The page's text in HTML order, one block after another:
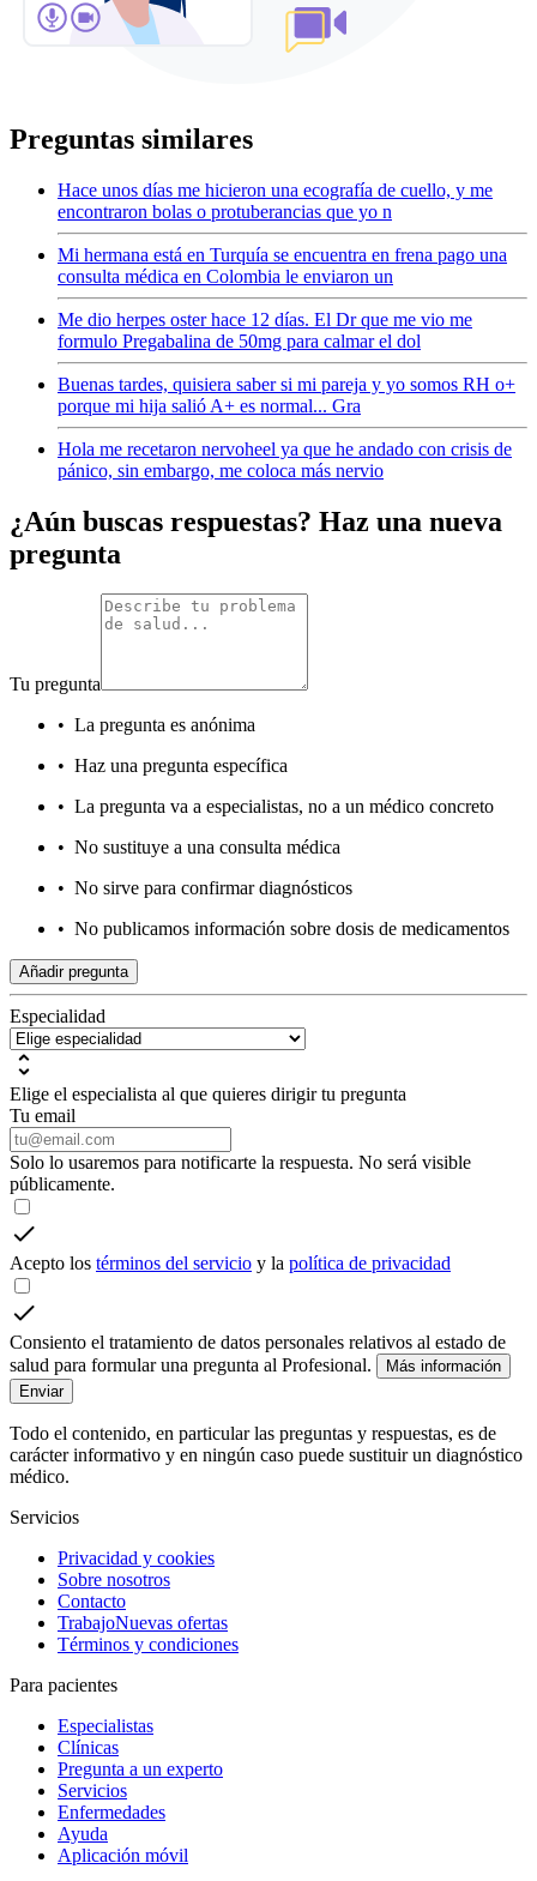
Preguntas similares
Hace unos días me hicieron una ecografía de cuello, y me
encontraron bolas o protuberancias que yo n
Mi hermana está en Turquía se encuentra en frena pago una
consulta médica en Colombia le enviaron un
Me dio herpes oster hace 12 días. El Dr que me vio me
formulo Pregabalina de 50mg para calmar el dol
Buenas tardes, quisiera saber si mi pareja y yo somos RH o+
porque mi hija salió A+ es normal... Gra
Hola me recetaron nervoheel ya que he andado con crisis de
pánico, sin embargo, me coloca más nervio
¿Aún buscas respuestas? Haz una nueva
pregunta
Tu pregunta
• La pregunta es anónima
• Haz una pregunta específica
• La pregunta va a especialistas, no a un médico concreto
• No sustituye a una consulta médica
• No sirve para confirmar diagnósticos
• No publicamos información sobre dosis de medicamentos
Añadir pregunta
Especialidad
Elige el especialista al que quieres dirigir tu pregunta
Tu email
Solo lo usaremos para notificarte la respuesta. No será visible
públicamente.
Acepto los términos del servicio y la política de privacidad
Consiento el tratamiento de datos personales relativos al estado de
salud para formular una pregunta al Profesional.
Más información
Enviar
Todo el contenido, en particular las preguntas y respuestas, es de
carácter informativo y en ningún caso puede sustituir un diagnóstico
médico.
Servicios
Privacidad y cookies
Sobre nosotros
Contacto
TrabajoNuevas ofertas
Términos y condiciones
Para pacientes
Especialistas
Clínicas
Pregunta a un experto
Servicios
Enfermedades
Ayuda
Aplicación móvil